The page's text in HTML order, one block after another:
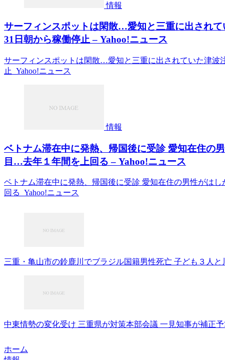
情報
サーフィンスポットは閑散…愛知と三重に出され
31日朝から稼働停止 – Yahoo!ニュース
サーフィンスポットは閑散…愛知と三重に出されていた津波
止 Yahoo!ニュース
情報
ベトナム滞在中に発熱、帰国後に受診 愛知在住の
目…去年１年間を上回る – Yahoo!ニュース
ベトナム滞在中に発熱、帰国後に受診 愛知在住の男性がは
回る Yahoo!ニュース
三重・亀山市の鈴鹿川でブラジル国籍男性死亡 子ども３人
中東情勢の変化受け 三重県が対策本部会議 一見知事が補正
ホーム